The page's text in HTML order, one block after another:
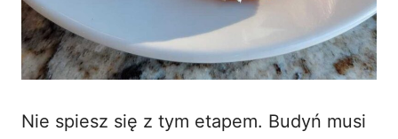
Nie spiesz się z tym etapem. Budyń musi